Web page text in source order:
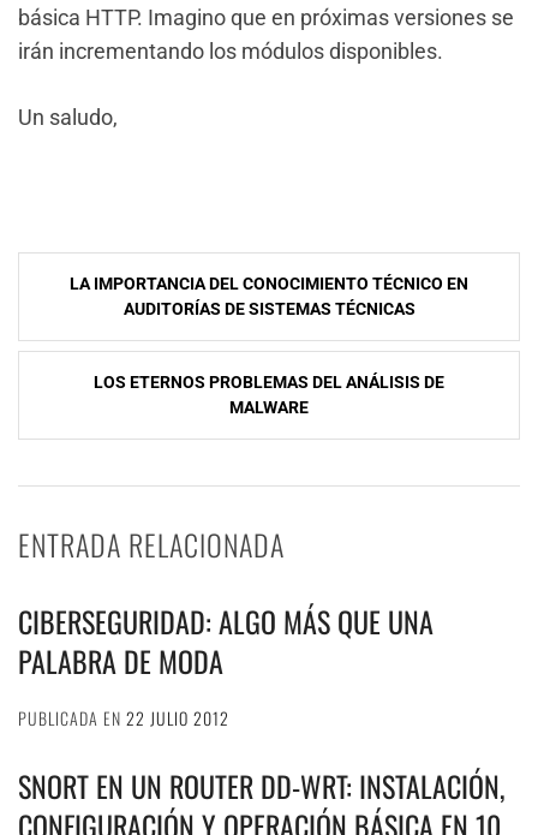
básica HTTP. Imagino que en próximas versiones se
irán incrementando los módulos disponibles.
Un saludo,
NavegaciÃ³n
entradas
LA IMPORTANCIA DEL CONOCIMIENTO TÉCNICO EN
AUDITORÍAS DE SISTEMAS TÉCNICAS
LOS ETERNOS PROBLEMAS DEL ANÁLISIS DE
MALWARE
ENTRADA RELACIONADA
CIBERSEGURIDAD: ALGO MÁS QUE UNA
PALABRA DE MODA
PUBLICADA EN 22 JULIO 2012
SNORT EN UN ROUTER DD-WRT: INSTALACIÓN,
CONFIGURACIÓN Y OPERACIÓN BÁSICA EN 10